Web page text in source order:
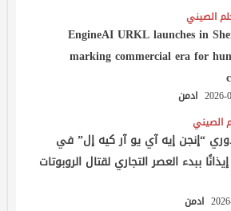
الصيني
EngineAI URKL launches in
marking commercial era for
ادمن
الصيني
“إنجن إيه آي يو آر كيه إل” في
ببدء العصر التجاري لقتال الروبوتات
ادمن